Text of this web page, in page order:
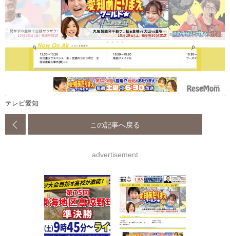
テレビ愛知
この記事へ戻る
advertisement